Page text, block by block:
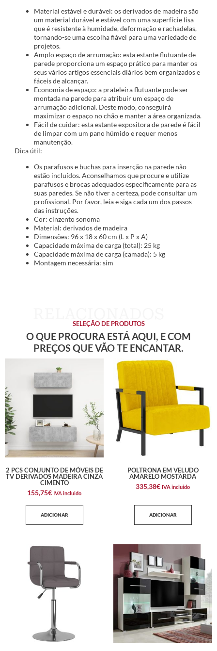
Material estável e durável: os derivados de madeira são
um material durável e estável com uma superfície lisa
que é resistente à humidade, deformação e rachadelas,
tornando-se uma escolha fiável para uma variedade de
projetos.
Amplo espaço de arrumação: esta estante flutuante de
parede proporciona um espaço prático para manter os
seus vários artigos essenciais diários bem organizados e
fáceis de alcançar.
Economia de espaço: a prateleira flutuante pode ser
montada na parede para atribuir um espaço de
arrumação adicional. Deste modo, conseguirá
maximizar o espaço no chão e manter a área organizada.
Fácil de cuidar: esta estante expositora de parede é fácil
de limpar com um pano húmido e requer menos
manutenção.
Dica útil:
Os parafusos e buchas para inserção na parede não
estão incluídos. Aconselhamos que procure e utilize
parafusos e brocas adequados especificamente para as
suas paredes. Se não tiver a certeza, pode consultar um
profissional. Por favor, leia e siga cada um dos passos
das instruções.
Cor: cinzento sonoma
Material: derivados de madeira
Dimensões: 96 x 18 x 60 cm (L x P x A)
Capacidade máxima de carga (total): 25 kg
Capacidade máxima de carga (camada): 5 kg
Montagem necessária: sim
SELEÇÃO DE PRODUTOS
O QUE PROCURA ESTÁ AQUI, E COM
PREÇOS QUE VÃO TE ENCANTAR.
2 PCS CONJUNTO DE MÓVEIS DE
TV DERIVADOS MADEIRA CINZA
CIMENTO
155,75€ IVA incluido
ADICIONAR
POLTRONA EM VELUDO
AMARELO MOSTARDA
335,38€ IVA incluido
ADICIONAR